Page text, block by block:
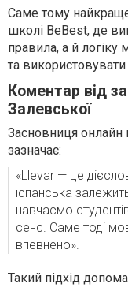
Саме тому
школі BeBest, де
правила, а й
та використовувати
Коментар від
Залевської
Засновниця
зазначає:
«Llevar — це
іспанська
навчаємо
сенс. Саме тоді
впевнено».
Такий підхід